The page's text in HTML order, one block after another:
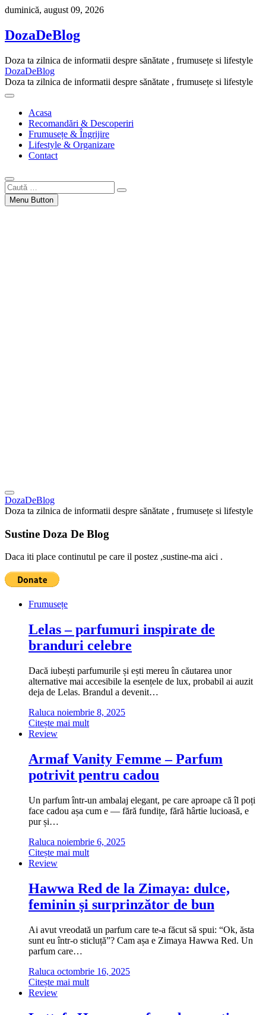
Skip
content
duminică, august 09, 2026
DozaDeBlog
Doza ta zilnica de informatii despre sănătate , frumusețe si lifestyle
DozaDeBlog
Doza ta zilnica de informatii despre sănătate , frumusețe si lifestyle
Acasa
Recomandări & Descoperiri
Frumusețe & Îngrijire
Lifestyle & Organizare
Contact
Caută
…Menu Button
DozaDeBlog
Doza ta zilnica de informatii despre sănătate , frumusețe si lifestyle
Sustine Doza De Blog
Daca iti place continutul pe care il postez ,sustine-ma aici .
Frumusețe
Lelas – parfumuri inspirate de
branduri celebre
Dacă iubești parfumurile și ești mereu în căutarea unor
alternative mai accesibile la esențele de lux, probabil ai auzit
deja de Lelas. Brandul a devenit…
Raluca noiembrie 8, 2025
Citește mai mult
Review
Armaf Vanity Femme – Parfum
potrivit pentru cadou
Un parfum într-un ambalaj elegant, pe care aproape că îl poți
face cadou așa cum e — fără fundițe, fără hârtie lucioasă, e
pur și…
Raluca noiembrie 6, 2025
Citește mai mult
Review
Hawwa Red de la Zimaya: dulce,
feminin și surprinzător de bun
Ai avut vreodată un parfum care te-a făcut să spui: “Ok, ăsta
sunt eu într-o sticluță”? Cam așa e Zimaya Hawwa Red. Un
parfum care…
Raluca octombrie 16, 2025
Citește mai mult
Review